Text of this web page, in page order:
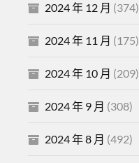
2024 年 12 月 (374)
2024 年 11 月 (175)
2024 年 10 月 (209)
2024 年 9 月 (308)
2024 年 8 月 (492)